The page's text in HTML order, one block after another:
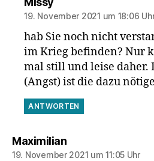
19. November 2021 um 18:06
hab Sie noch nicht
im Krieg befinden? Nur
mal still und leise daher.
(Angst) ist die dazu
ANTWORTEN
Maximiliansagt:
19. November 2021 um 11:05 Uhr